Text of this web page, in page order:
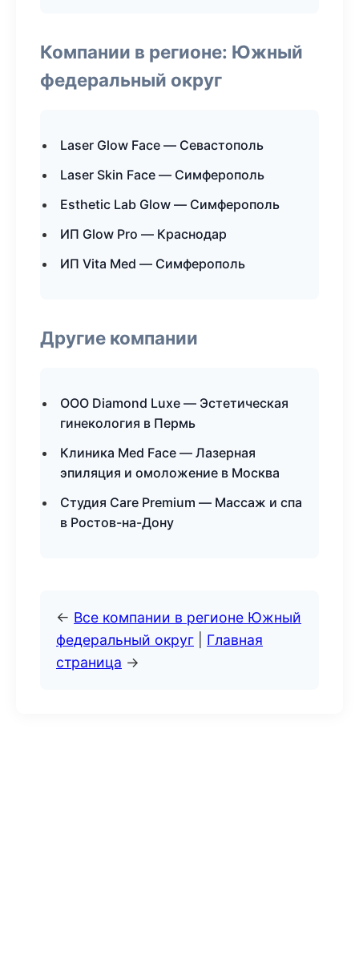
Компании в регионе: Южный
федеральный округ
Laser Glow Face — Севастополь
Laser Skin Face — Симферополь
Esthetic Lab Glow — Симферополь
ИП Glow Pro — Краснодар
ИП Vita Med — Симферополь
Другие компании
ООО Diamond Luxe — Эстетическая
гинекология в Пермь
Клиника Med Face — Лазерная
эпиляция и омоложение в Москва
Студия Care Premium — Массаж и спа
в Ростов-на-Дону
← Все компании в регионе Южный
федеральный округ
Главная
страница →